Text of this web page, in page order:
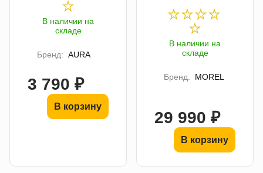
В наличии на
складе
Бренд: AURA
3 790 ₽
В корзину
В наличии на
складе
Бренд: MOREL
29 990 ₽
В корзину